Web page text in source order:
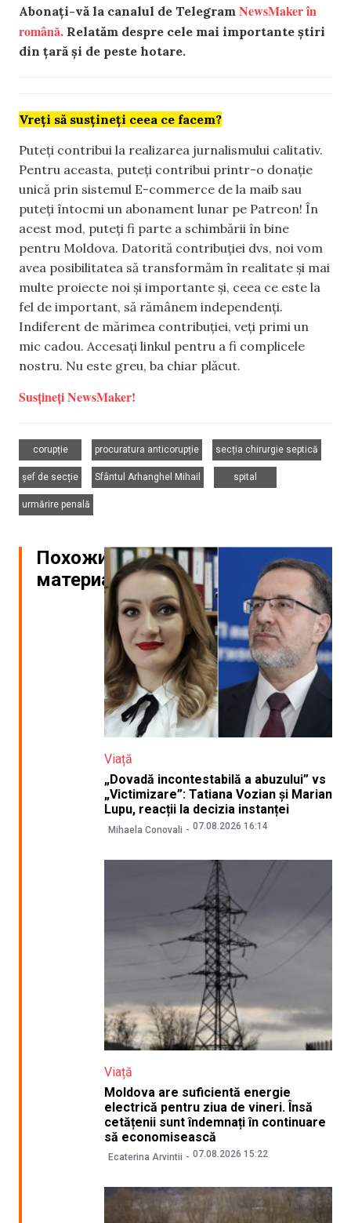
Abonați-vă la canalul de Telegram NewsMaker în
română. Relatăm despre cele mai importante știri
din țară și de peste hotare.
Vreți să susțineți ceea ce facem?
Puteți contribui la realizarea jurnalismului calitativ.
Pentru aceasta, puteți contribui printr-o donație
unică prin sistemul E-commerce de la maib sau
puteți întocmi un abonament lunar pe Patreon! În
acest mod, puteți fi parte a schimbării în bine
pentru Moldova. Datorită contribuției dvs, noi vom
avea posibilitatea să transformăm în realitate și mai
multe proiecte noi și importante și, ceea ce este la
fel de important, să rămânem independenți.
Indiferent de mărimea contribuției, veți primi un
mic cadou. Accesați linkul pentru a fi complicele
nostru. Nu este greu, ba chiar plăcut.
Susțineți NewsMaker!
corupție
procuratura anticorupție
secția chirurgie septică
șef de secție
Sfântul Arhanghel Mihail
spital
urmărire penală
Похожие
материалы
Viață
„Dovadă incontestabilă a abuzului” vs
„Victimizare”: Tatiana Vozian și Marian
Lupu, reacții la decizia instanței
Mihaela Conovali 07.08.2026 16:14
Viață
Moldova are suficientă energie
electrică pentru ziua de vineri. Însă
cetățenii sunt îndemnați în continuare
să economisească
Ecaterina Arvintii 07.08.2026 15:22